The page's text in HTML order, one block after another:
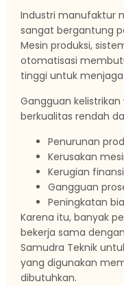
Industri manufaktur
sangat bergantung
Mesin produksi,
otomatisasi
tinggi untuk
Gangguan
berkualitas rendah
Penurunan
Kerusakan
Kerugian
Gangguan
Peningkatan
Karena itu, banyak
bekerja sama
Samudra Teknik
yang digunakan
dibutuhkan.